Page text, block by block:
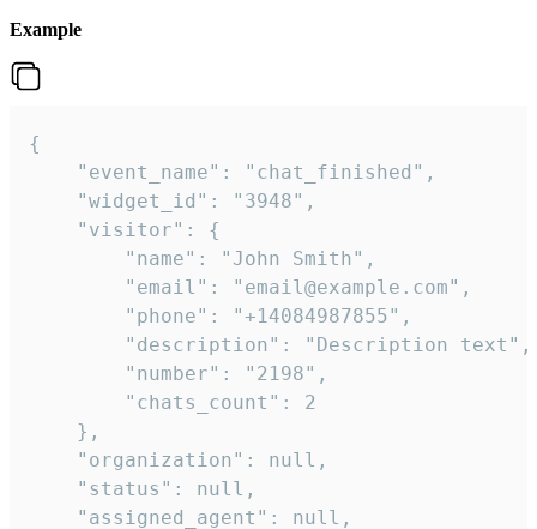
Example
{
    "event_name": "chat_finished",
    "widget_id": "3948",
    "visitor": {
        "name": "John Smith",
        "email": "email@example.com",
        "phone": "+14084987855",
        "description": "Description text",
        "number": "2198",
        "chats_count": 2
    },
    "organization": null,
    "status": null,
    "assigned_agent": null,